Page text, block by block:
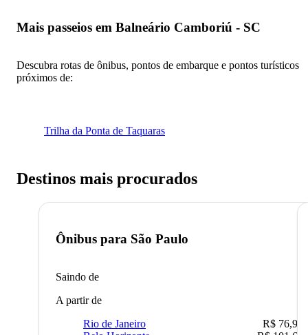
Mais passeios em Balneário Camboriú - SC
Descubra rotas de ônibus, pontos de embarque e pontos turísticos
próximos de:
Trilha da Ponta de Taquaras
Destinos mais procurados
Ônibus para São Paulo
Saindo de
A partir de
Rio de Janeiro
R$ 76,90